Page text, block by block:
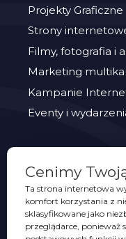
Projekty Graficzne
Strony
Filmy, fotografia i
Marketing
Kampanie
Eventy i
Eventy
Identyfikacje
Opakowania
Cenimy
Ta strona internetowa
komfort korzystania z
sklasyfikowane jako
przeglądarce, ponieważ